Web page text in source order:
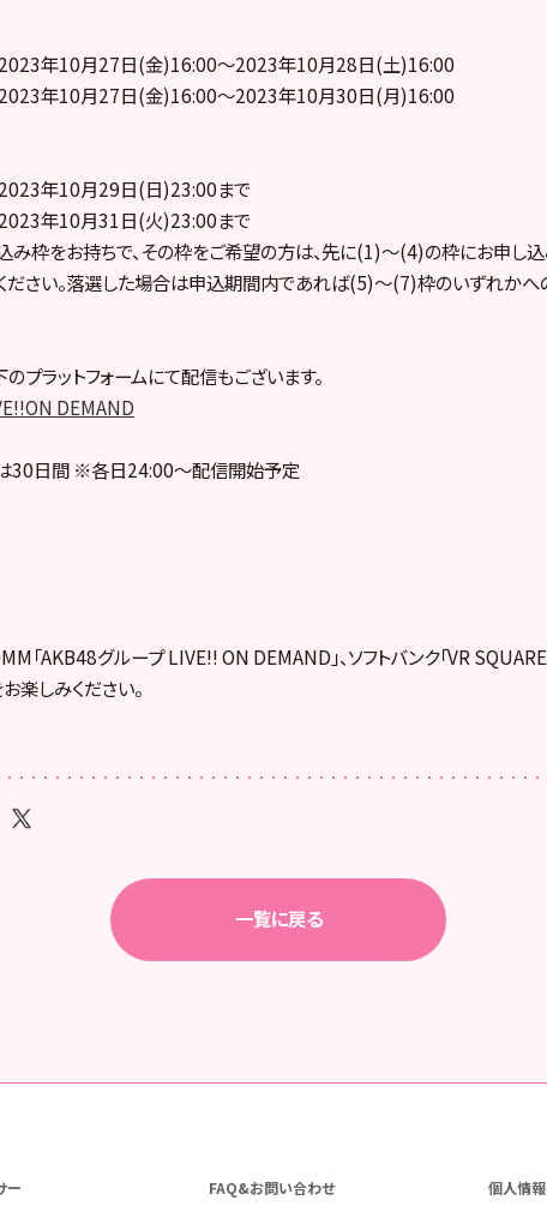
年10月27日(金)16:00～2023年10月28日(土)16:00
年10月27日(金)16:00～2023年10月30日(月)16:00
年10月29日(日)23:00まで
年10月31日(火)23:00まで
枠をお持ちで、その枠をご希望の方は、先に(1)～(4)の枠にお申し込
ださい。落選した場合は申込期間内であれば(5)～(7)枠のいずれか
プラットフォームにて配信もございます。
DEMAND
30日間 ※各日24:00～配信開始予定
「AKB48グループ LIVE!! ON DEMAND」、ソフトバンク「VR SQUARE
楽しみください。
一覧に戻る
ー FAQ&お問い合わせ 個人情